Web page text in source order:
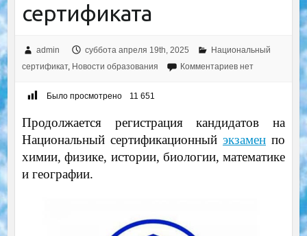
сертификата
admin суббота апреля 19th, 2025
Национальный
сертификат, Новости образования Комментариев нет
Было просмотрено 11 651
Продолжается регистрация кандидатов на
Национальный сертификационныйэкзамен по
химии, физике, истории, биологии, математике
и географии.